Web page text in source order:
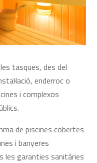
tasques, des del
enderroc o
i complexos
de piscines cobertes
i banyeres
les garanties sanitàries